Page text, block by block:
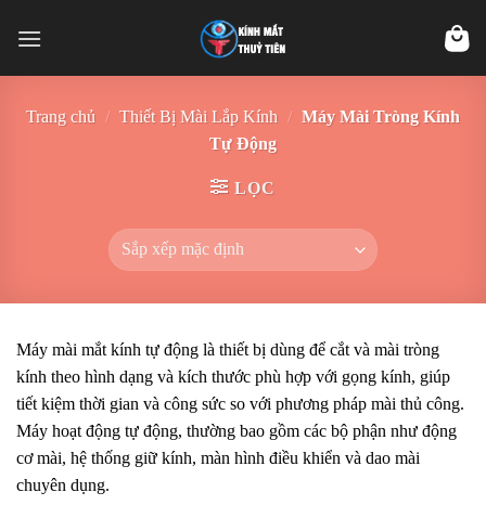
Trang chủ / Thiết Bị Mài Lắp Kính / Máy Mài Tròng Kính
Tự Động
LỌC
Máy mài mắt kính tự động là thiết bị dùng để cắt và mài tròng
kính theo hình dạng và kích thước phù hợp với gọng kính, giúp
tiết kiệm thời gian và công sức so với phương pháp mài thủ công.
Máy hoạt động tự động, thường bao gồm các bộ phận như động
cơ mài, hệ thống giữ kính, màn hình điều khiển và dao mài
chuyên dụng.